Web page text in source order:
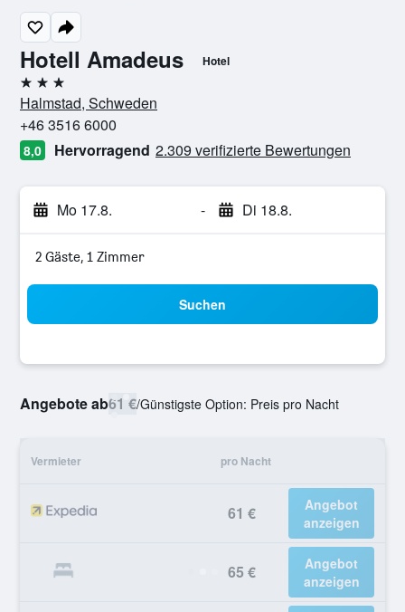
Hotell Amadeus Hotel
3 Sterne
Halmstad, Schweden
+46 3516 6000
8,0 Hervorragend 2.309 verifizierte Bewertungen
Mo 17.8. - Di 18.8.
2 Gäste, 1 Zimmer
Suchen
Angebote ab61 €/Günstigste Option: Preis pro Nacht
Vermieter pro Nacht
61 €
Angebot
anzeigen
65 €
Angebot
anzeigen